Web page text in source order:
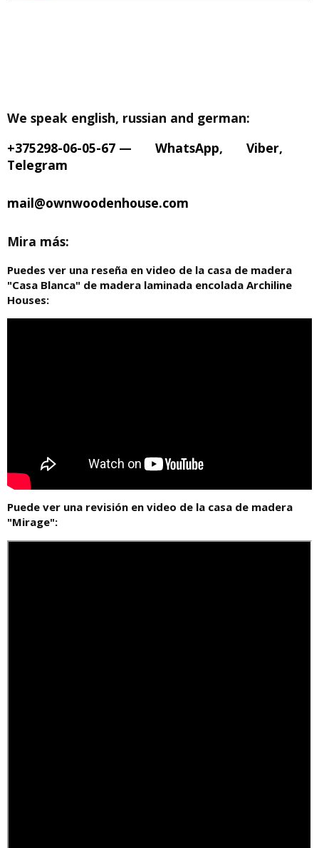
We speak english, russian and german:
+375298-06-05-67 — WhatsApp, Viber,
Telegram
mail@ownwoodenhouse.com
Mira más:
Puedes ver una reseña en video de la casa de madera
"Casa Blanca" de madera laminada encolada Archiline
Houses:
Puede ver una revisión en video de la casa de madera
"Mirage":